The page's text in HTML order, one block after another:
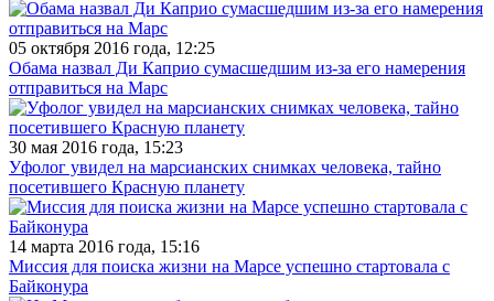
05 октября 2016 года, 12:25
Обама назвал Ди Каприо сумасшедшим из-за его намерения
отправиться на Марс
30 мая 2016 года, 15:23
Уфолог увидел на марсианских снимках человека, тайно
посетившего Красную планету
14 марта 2016 года, 15:16
Миссия для поиска жизни на Марсе успешно стартовала с
Байконура